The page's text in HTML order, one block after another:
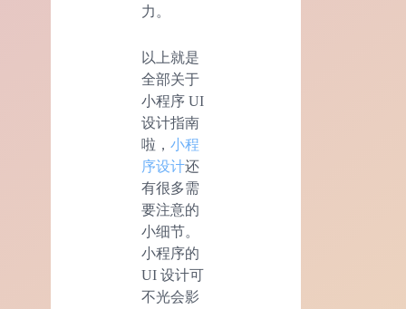
力。
以上就是
全部关于
小程序 UI
设计指南
啦， 小程
序设计还
有很多需
要注意的
小细节。
小程序的
UI 设计可
不光会影